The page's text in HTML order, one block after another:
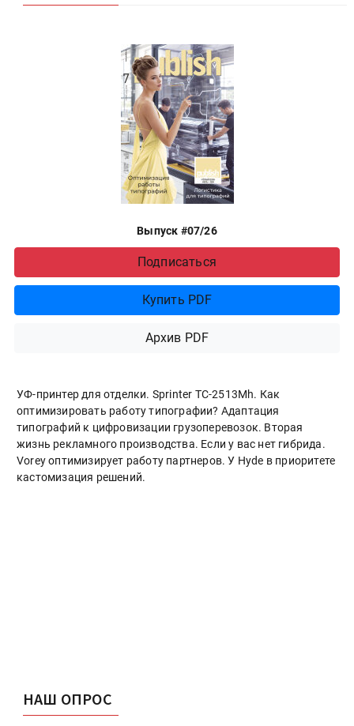
Выпуск #07/26
Подписаться
Купить PDF
Архив PDF
УФ-принтер для отделки. Sprinter ТС-2513Mh. Как
оптимизировать работу типографии? Адаптация
типографий к цифровизации грузоперевозок. Вторая
жизнь рекламного производства. Если у вас нет гибрида.
Vorey оптимизирует работу партнеров. У Hyde в приоритете
кастомизация решений.
НАШ ОПРОС